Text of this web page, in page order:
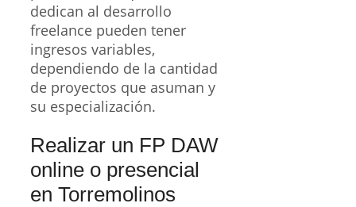
dedican al desarrollo
freelance pueden tener
ingresos variables,
dependiendo de la cantidad
de proyectos que asuman y
su especialización.
Realizar un FP DAW
online o presencial
en Torremolinos